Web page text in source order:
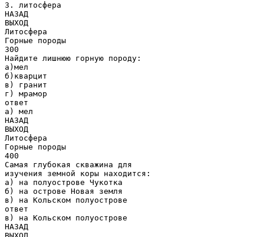
3. литосфера
НАЗАД
ВЫХОД
Литосфера
Горные породы
300
Найдите лишнюю горную породу:
а)мел
б)кварцит
в) гранит
г) мрамор
ответ
а) мел
НАЗАД
ВЫХОД
Литосфера
Горные породы
400
Самая глубокая скважина для
изучения земной коры находится:
а) на полуострове Чукотка
б) на острове Новая земля
в) на Кольском полуострове
ответ
в) на Кольском полуострове
НАЗАД